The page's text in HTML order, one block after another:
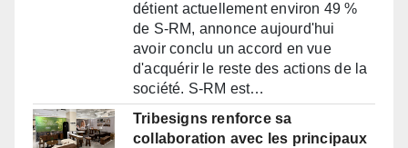
détient actuellement environ 49 %
de S-RM, annonce aujourd'hui
avoir conclu un accord en vue
d'acquérir le reste des actions de la
société. S-RM est…
Tribesigns renforce sa
collaboration avec les principaux